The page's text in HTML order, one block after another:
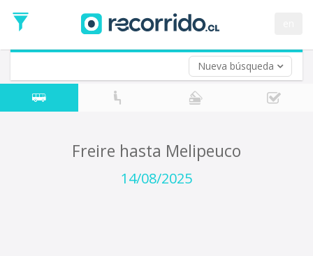
Nueva búsqueda
de
Ida
Vuelta (opcional)
Fecha
de
Freire hasta Melipeuco
14/08/2025